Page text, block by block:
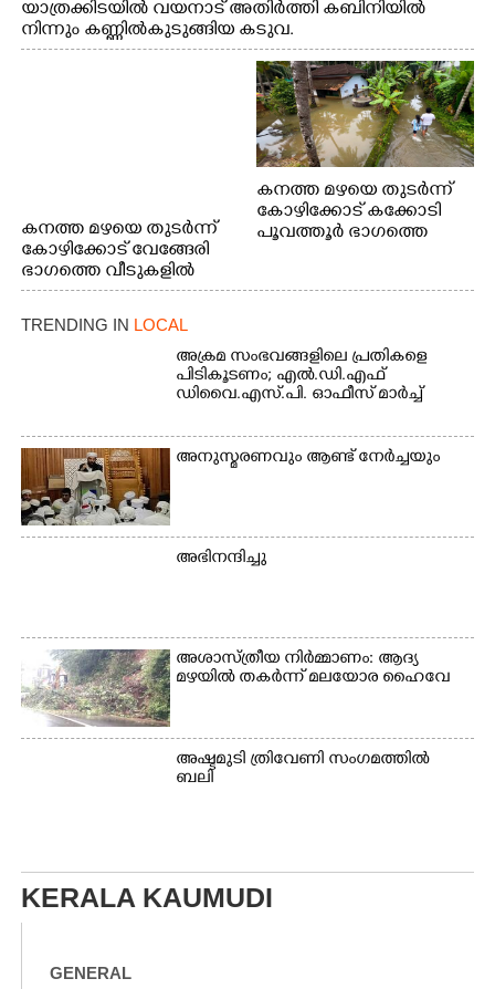
യാത്രക്കിടയിൽ വയനാട് അതിർത്തി കബിനിയിൽ
നിന്നും കണ്ണിൽകുടുങ്ങിയ കടുവ.
കനത്ത മഴയെ തുടർന്ന്
കോഴിക്കോട് വേങ്ങേരി
ഭാഗത്തെ വീടുകളിൽ
വെള്ളം
കയറിയപ്പോൾ ആളുകളെ
സുരക്ഷിത സ്ഥാനത്തേക്ക്
മാറ്റുന്ന സുരക്ഷാസേനാം
കനത്ത മഴയെ തുടർന്ന്
കോഴിക്കോട് കക്കോടി
പൂവത്തൂർ ഭാഗത്തെ
TRENDING IN LOCAL
അക്രമ സംഭവങ്ങളിലെ പ്രതികളെ
പിടികൂടണം; എൽ.ഡി.എഫ്
ഡിവൈ.എസ്.പി. ഓഫീസ് മാർച്ച്
അനുസ്മരണവും ആണ്ട് നേർച്ചയും
അഭിനന്ദിച്ചു
അശാസ്ത്രീയ നിർമ്മാണം: ആദ്യ
മഴയിൽ തകർന്ന് മലയോര ഹൈവേ
അഷ്ടമുടി ത്രിവേണി സംഗമത്തിൽ
ബലി
KERALA KAUMUDI
GENERAL